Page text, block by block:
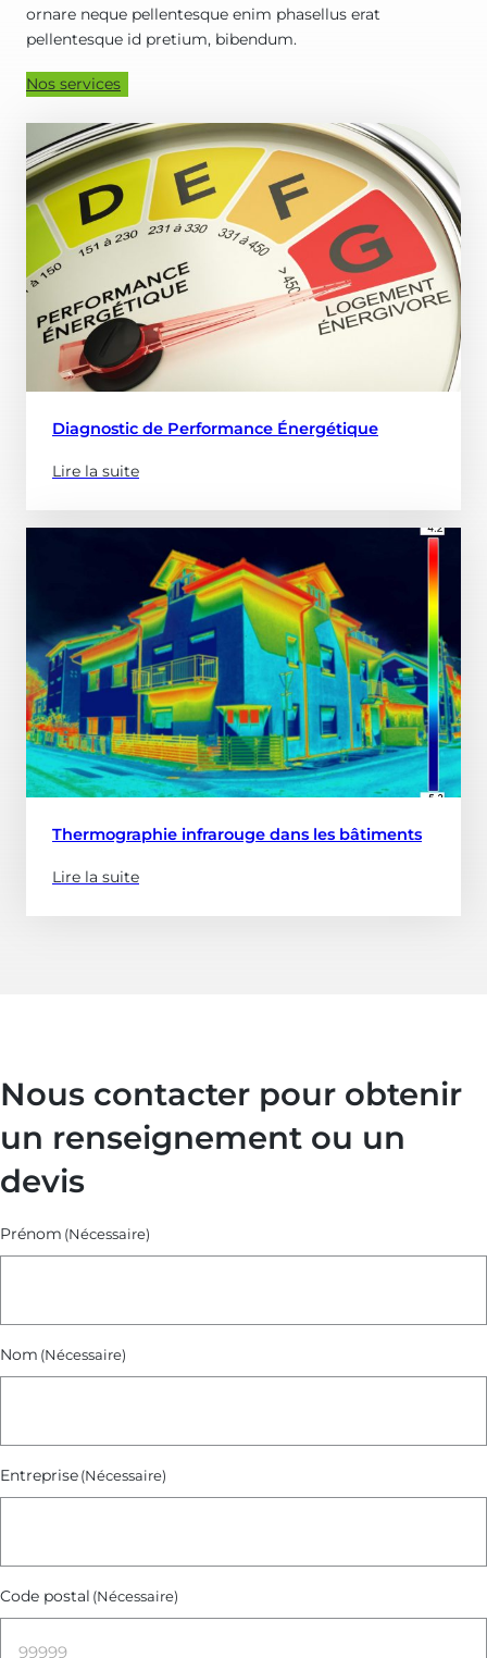
ornare neque pellentesque enim phasellus erat
pellentesque id pretium, bibendum.
Nos services
Diagnostic de Performance Énergétique
Lire la suite
(à
propose
de
Performance
Énergétique)
Thermographie infrarouge dans les bâtiments
Lire la suite
(à
propose
bâtiments)
Nous contacter pour obtenir
un renseignement ou un
devis
Prénom (Nécessaire)
Nom (Nécessaire)
Entreprise(Nécessaire)
Code postal (Nécessaire)